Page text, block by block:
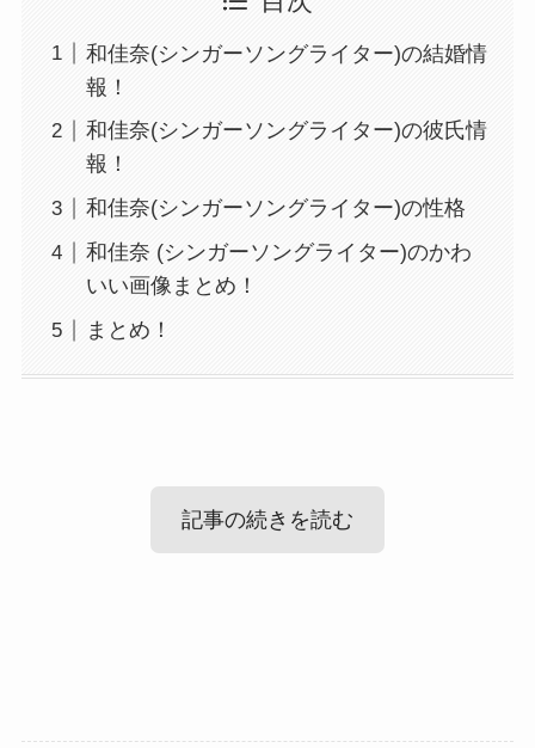
和佳奈(シンガーソングライター)の結婚情
報！
和佳奈(シンガーソングライター)の彼氏情
報！
和佳奈(シンガーソングライター)の性格
和佳奈 (シンガーソングライター)のかわ
いい画像まとめ！
まとめ！
記事の続きを読む